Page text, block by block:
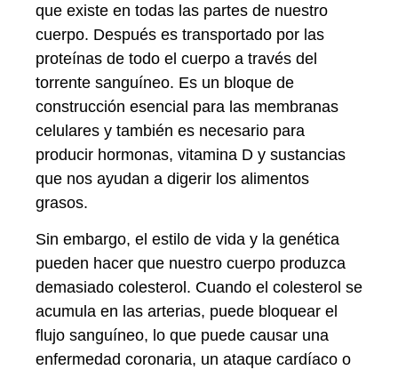
que existe en todas las partes de nuestro
cuerpo. Después es transportado por las
proteínas de todo el cuerpo a través del
torrente sanguíneo. Es un bloque de
construcción esencial para las membranas
celulares y también es necesario para
producir hormonas, vitamina D y sustancias
que nos ayudan a digerir los alimentos
grasos.
Sin embargo, el estilo de vida y la genética
pueden hacer que nuestro cuerpo produzca
demasiado colesterol. Cuando el colesterol se
acumula en las arterias, puede bloquear el
flujo sanguíneo, lo que puede causar una
enfermedad coronaria, un ataque cardíaco o